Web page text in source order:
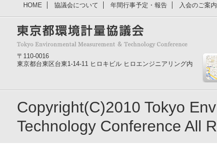
HOME 協議会について 年間行事予定・報告 入会のご案
〒110-0016
東京都台東区台東1-14-11 ヒロキビル ヒロエンジニアリング内
Copyright(C)2010 Tokyo
Technology Conference All